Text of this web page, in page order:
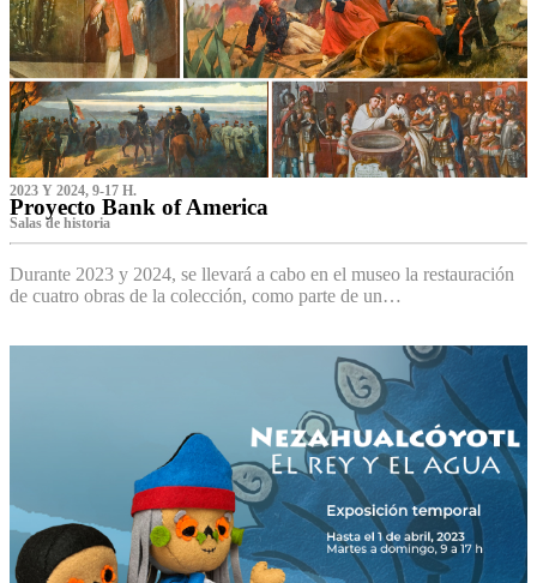
2023 Y 2024, 9-17 H.
Proyecto Bank of America
S‌alas de historia
Durante 2023 y 2024, se llevará a cabo en el museo la restauración
de cuatro obras de la colección, como parte de un…